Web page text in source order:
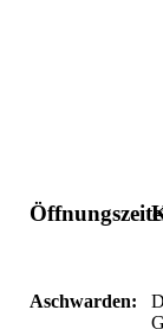
Aschwarden: